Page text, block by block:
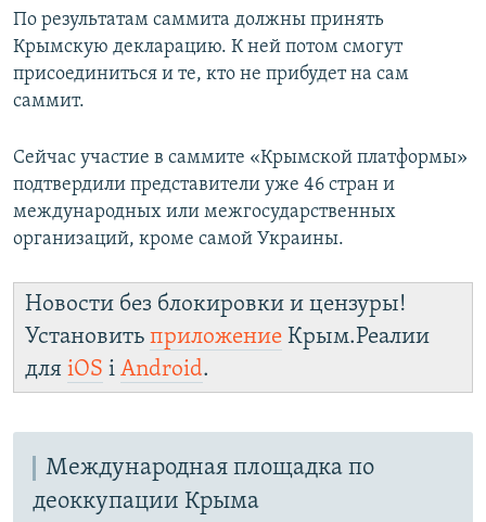
По результатам саммита должны принять
Крымскую декларацию. К ней потом смогут
присоединиться и те, кто не прибудет на сам
саммит.
Сейчас участие в саммите «Крымской платформы»
подтвердили представители уже 46 стран и
международных или межгосударственных
организаций, кроме самой Украины.
Новости без блокировки и цензуры!
Установить приложение Крым.Реалии
для iOS і Android.
Международная площадка по
деоккупации Крыма